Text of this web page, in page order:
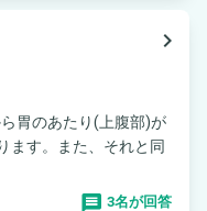
navigate_next
胃のあたり(上腹部)が
ます。また、それと同
3名が回答